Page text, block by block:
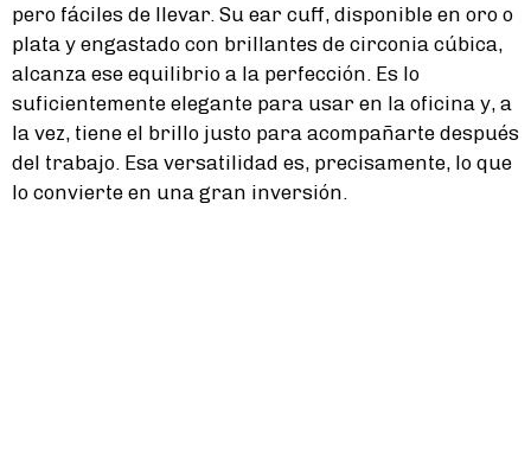
pero fáciles de llevar. Su ear cuff, disponible en oro o
plata y engastado con brillantes de circonia cúbica,
alcanza ese equilibrio a la perfección. Es lo
suficientemente elegante para usar en la oficina y, a
la vez, tiene el brillo justo para acompañarte después
del trabajo. Esa versatilidad es, precisamente, lo que
lo convierte en una gran inversión.